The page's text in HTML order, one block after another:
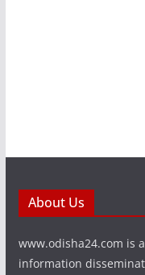
About Us
www.odisha24.com is
information